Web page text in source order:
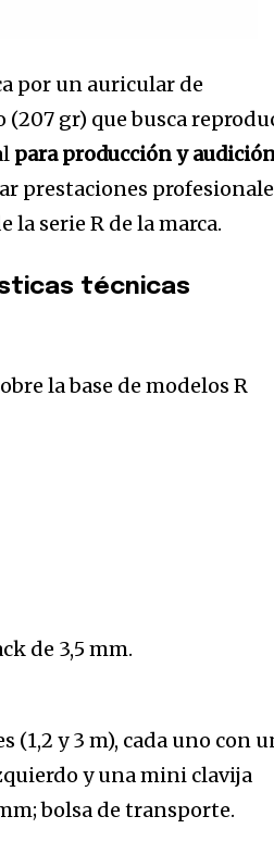
por un auricular de
(207 gr) que busca
para producción y
prestaciones
serie R de la marca.
técnicas
la base de modelos R
de 3,5 mm.
(1,2 y 3 m), cada uno con
y una mini clavija
bolsa de transporte.